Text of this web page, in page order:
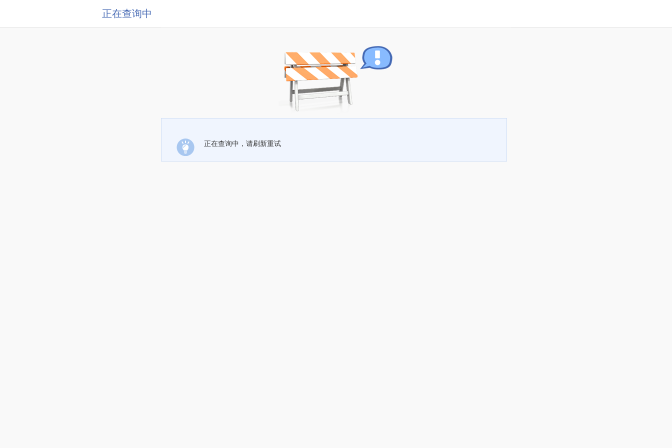
正在查询中
正在查询中，请刷新重试